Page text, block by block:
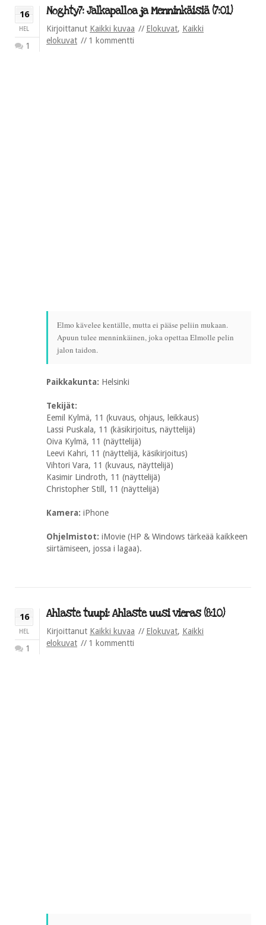
16
HEL
1
Noghty7: Jalkapalloa ja Menninkäisiä (7:01)
Kirjoittanut Kaikki kuvaa Elokuvat, Kaikki
elokuvat
1 kommentti
Elmo kävelee kentälle, mutta ei pääse peliin mukaan.
Apuun tulee menninkäinen, joka opettaa Elmolle pelin
jalon taidon.
Paikkakunta: Helsinki
Tekijät:
Eemil Kylmä, 11 (kuvaus, ohjaus, leikkaus)
Lassi Puskala, 11 (käsikirjoitus, näyttelijä)
Oiva Kylmä, 11 (näyttelijä)
Leevi Kahri, 11 (näyttelijä, käsikirjoitus)
Vihtori Vara, 11 (kuvaus, näyttelijä)
Kasimir Lindroth, 11 (näyttelijä)
Christopher Still, 11 (näyttelijä)
Kamera: iPhone
Ohjelmistot: iMovie (HP & Windows tärkeää kaikkeen
siirtämiseen, jossa i lagaa).
16
HEL
1
Ahlaste tuupi: Ahlaste uusi vieras (8:10)
Kirjoittanut Kaikki kuvaa Elokuvat, Kaikki
elokuvat
1 kommentti